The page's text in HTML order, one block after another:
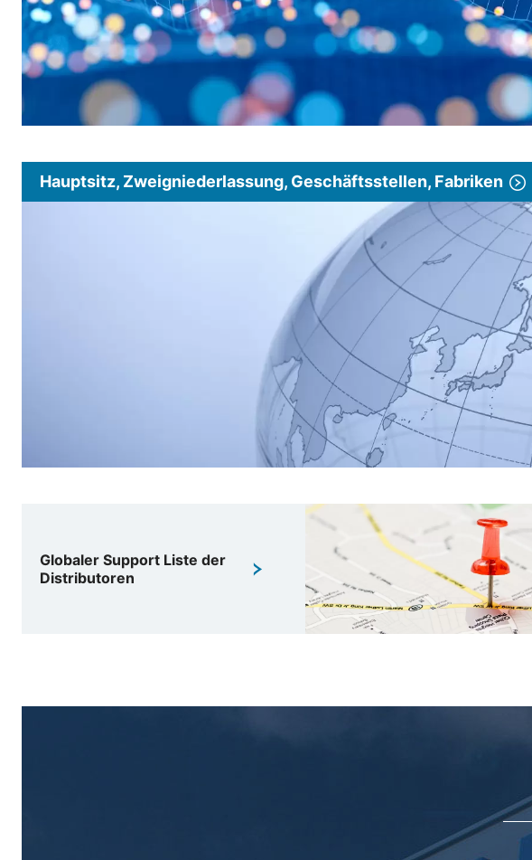
Hauptsitz, Zweigniederlassung, Geschäftsstellen, Fabriken
Globaler Support Liste der
Distributoren